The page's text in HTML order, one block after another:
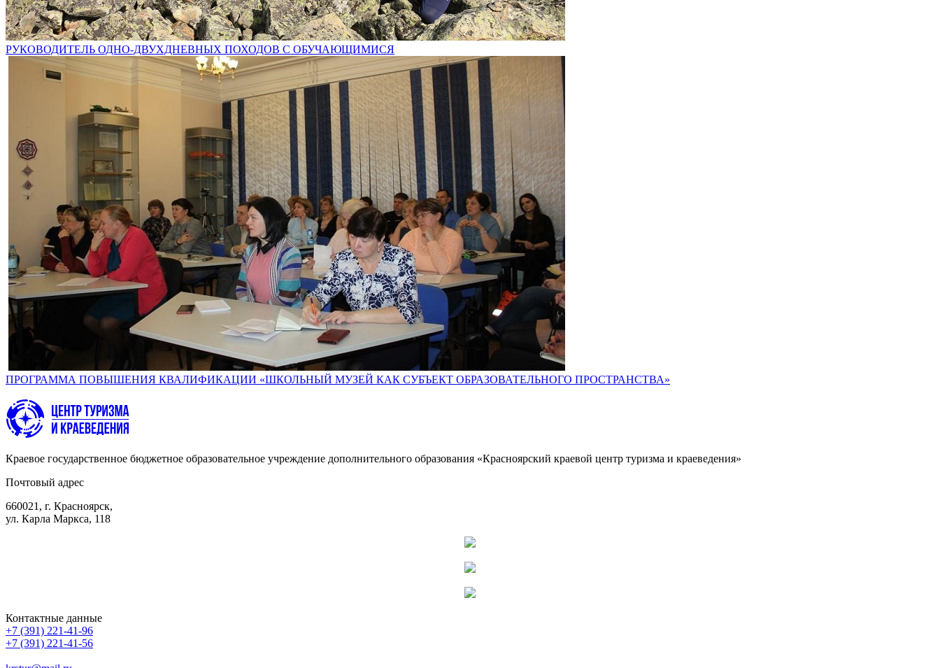
РУКОВОДИТЕЛЬ ОДНО-ДВУХДНЕВНЫХ ПОХОДОВ С ОБУЧАЮЩИМИСЯ
ПРОГРАММА ПОВЫШЕНИЯ КВАЛИФИКАЦИИ «ШКОЛЬНЫЙ МУЗЕЙ КАК СУБЪЕКТ ОБРАЗОВАТЕЛЬНОГО ПРОСТРАНСТВА»
Краевое государственное бюджетное образовательное учреждение дополнительного образования «Красноярский краевой центр туризма и краеведения»
Почтовый адрес
660021, г. Красноярск,
ул. Карла Маркса, 118
Контактные данные
+7 (391) 221-41-96
+7 (391) 221-41-56